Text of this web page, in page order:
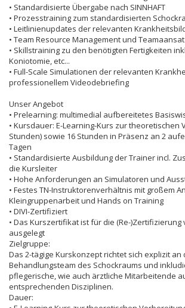
• Standardisierte Übergabe nach SINNHAFT
• Prozesstraining zum standardisierten
• Leitlinienupdates der relevanten
• Team Resource Management und
• Skillstraining zu den benötigten Fertigkeiten
Koniotomie, etc...
• Full-Scale Simulationen der relevanten
professionellem Videodebriefing
Unser Angebot
• Prelearning: multimedial aufbereitetes
• Kursdauer: E-Learning-Kurs zur theoretischen
Stunden) sowie 16 Stunden in Präsenz an 2
Tagen
• Standardisierte Ausbildung der Trainer incl.
die Kursleiter
• Hohe Anforderungen an Simulatoren und
• Festes TN-Instruktorenverhältnis mit großem
Kleingruppenarbeit und Hands on Training
• DIVI-Zertifiziert
• Das Kurszertifikat ist für die (Re-
ausgelegt
Zielgruppe:
Das 2-tägige Kurskonzept richtet sich explizit an
Behandlungsteam des Schockraums und
pflegerische, wie auch ärztliche Mitarbeitende
entsprechenden Disziplinen.
Dauer: